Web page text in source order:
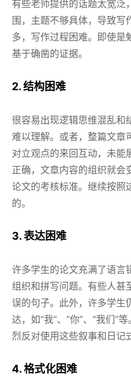
有些老师提供的话题太宽泛
围，主题不够具体，导致写
多，写作过程困难。即使是
基于确凿的证据。
2. 结构困难
很容易出现逻辑思维混乱和
难以理解。或者，整篇文章
对立观点的来回互动，未能
正确，文章内容的组织就会
论文的考核标准。继续按照
的。
3. 表达困难
许多学生的论文充满了语言
组织和拼写问题。有些人甚
误的句子。此外，许多学生
达，如“我”、“你”、“我们”
烈反对使用这些叙事和日记
4. 格式化困难